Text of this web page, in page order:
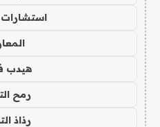
استشارات
هيدب
رمح
رذاذ